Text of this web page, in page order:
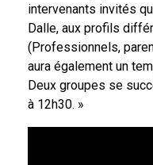
intervenants invités
Dalle, aux profils
(Professionnels,
aura également un
Deux groupes se
à 12h30. »